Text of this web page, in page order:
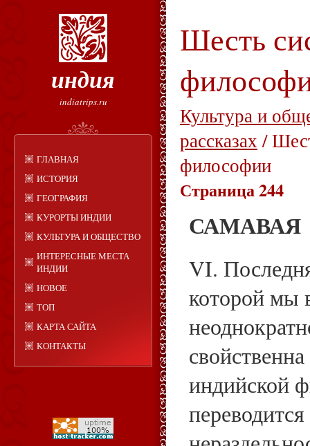
индия
indiatrips.ru
ГЛАВНАЯ
ИСТОРИЯ
ГЕОГРАФИЯ
КУРОРТЫ ИНДИИ
КУЛЬТУРА И ОБЩЕСТВО
ИНТЕРЕСНЫЕ МЕСТА
ИНДИИ
НОВОЕ
ТОП
КАРТА САЙТА
КОНТАКТЫ
Шесть
Культура и
рассказах/
философии
Страница 244
САМАВАЯ
VI.
которой мы
индийской